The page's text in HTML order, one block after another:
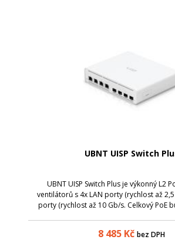
UBNT UISP Switch
UBNT UISP Switch Plus je výkonný L2
ventilátorů s 4x LAN porty (rychlost až 2,5
porty (rychlost až 10 Gb/s. Celkový PoE
8 485 Kč bez DPH